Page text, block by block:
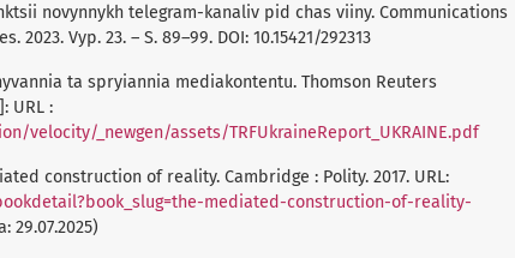
novynnykh telegram-kanaliv pid chas viiny. Communications
2023. Vyp. 23. – S. 89–99. DOI: 10.15421/292313
ta spryiannia mediakontentu. Thomson Reuters
URL :
velocity/_newgen/assets/TRFUkraineReport_UKRAINE.pdf
construction of reality. Cambridge : Polity. 2017. URL:
mediated-construction-of-reality-
29.07.2025)